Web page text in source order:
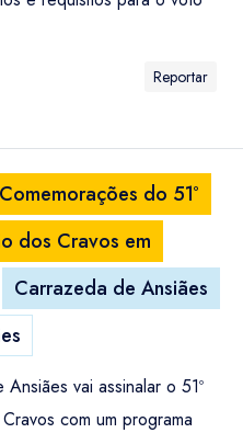
Reportar
do 51º
dos Cravos em
Carrazeda de Ansiães
vai assinalar o 51º
com um programa